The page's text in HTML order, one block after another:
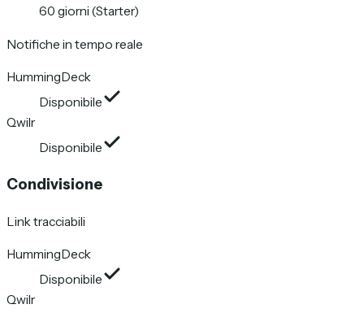
60 giorni (Starter)
Notifiche in tempo reale
HummingDeck
Disponibile
Qwilr
Disponibile
Condivisione
Link tracciabili
HummingDeck
Disponibile
Qwilr